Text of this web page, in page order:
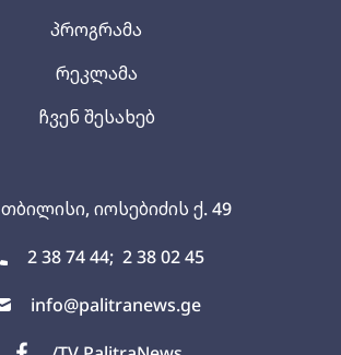
თბილისი, იოსებიძის ქ. 49
2 38 74 44; 2 38 02 45
info@palitranews.ge
პროგრამა
რეკლამა
ჩვენ შესახებ